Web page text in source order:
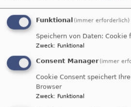
Am Kirchberg 4
90530 Wendelstein
09129/4273
vorübergehend geschlossen!
Bitte besuchen Sie uns hier:
Ev.-Luth. Pfarramt Wendelstein,
Funktional (immer erforderlich)
Speichern von Daten: Cookie
Zweck: Funktional
Consent Manager (immer
Cookie Consent speichert
Browser
Zweck: Funktional